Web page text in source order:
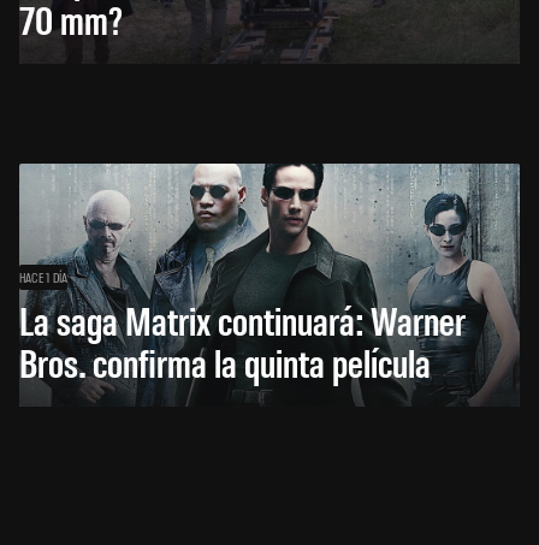
70 mm?
HACE 1 DÍA
La saga Matrix continuará: Warner
Bros. confirma la quinta película